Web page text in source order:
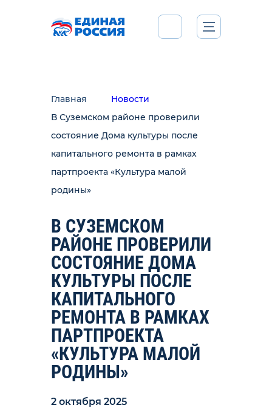
Главная
Новости
В Суземском районе проверили
состояние Дома культуры после
капитального ремонта в рамках
партпроекта «Культура малой
родины»
В СУЗЕМСКОМ
РАЙОНЕ ПРОВЕРИЛИ
СОСТОЯНИЕ ДОМА
КУЛЬТУРЫ ПОСЛЕ
КАПИТАЛЬНОГО
РЕМОНТА В РАМКАХ
ПАРТПРОЕКТА
«КУЛЬТУРА МАЛОЙ
РОДИНЫ»
2 октября 2025